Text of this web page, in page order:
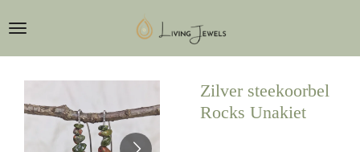
direct
naar
Zilver steekoorbel
Rocks Unakiet